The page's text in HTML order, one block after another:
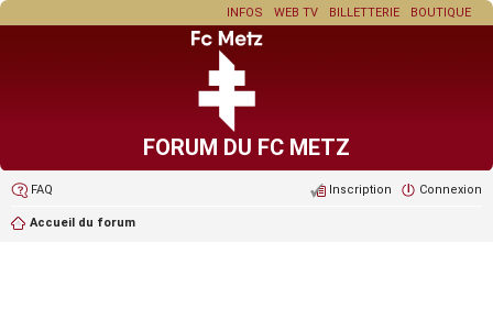
BOUTIQUE
BILLETTERIE
WEB TV
INFOS
FORUM DU FC METZ
FAQ Connexion
Inscription
Accueil du forum